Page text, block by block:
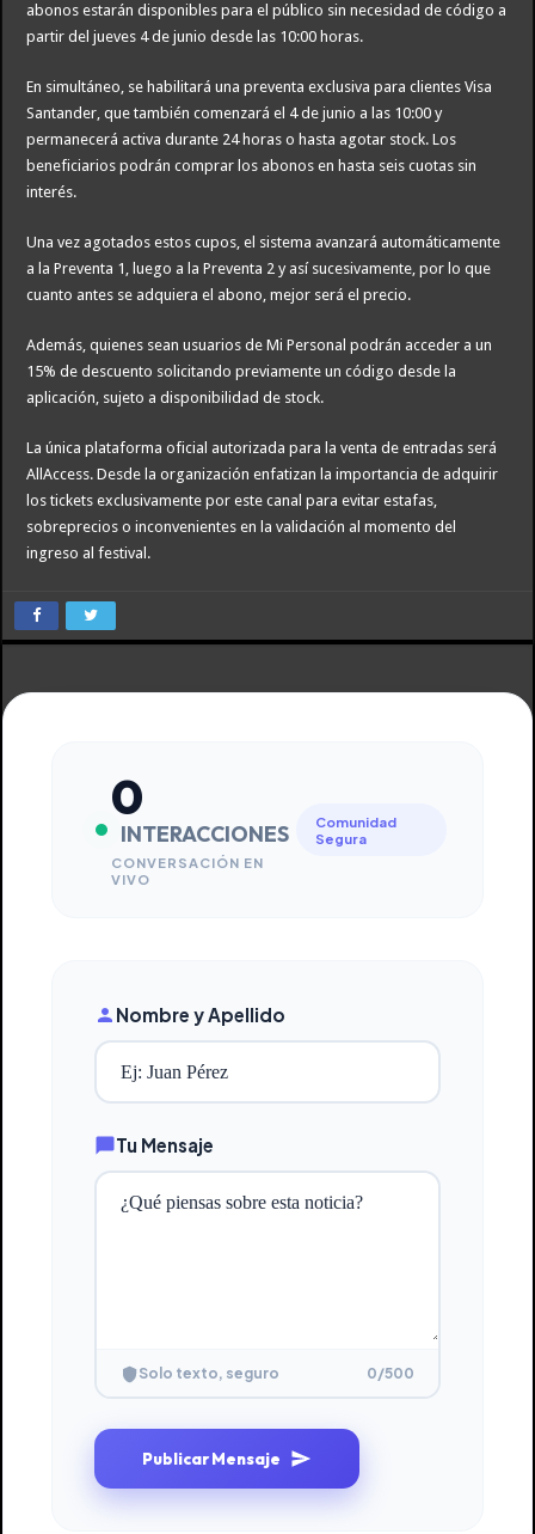
abonos estarán disponibles para el público sin necesidad de código a
partir del jueves 4 de junio desde las 10:00 horas.
En simultáneo, se habilitará una preventa exclusiva para clientes Visa
Santander, que también comenzará el 4 de junio a las 10:00 y
permanecerá activa durante 24 horas o hasta agotar stock. Los
beneficiarios podrán comprar los abonos en hasta seis cuotas sin
interés.
Una vez agotados estos cupos, el sistema avanzará automáticamente
a la Preventa 1, luego a la Preventa 2 y así sucesivamente, por lo que
cuanto antes se adquiera el abono, mejor será el precio.
Además, quienes sean usuarios de Mi Personal podrán acceder a un
15% de descuento solicitando previamente un código desde la
aplicación, sujeto a disponibilidad de stock.
La única plataforma oficial autorizada para la venta de entradas será
AllAccess. Desde la organización enfatizan la importancia de adquirir
los tickets exclusivamente por este canal para evitar estafas,
sobreprecios o inconvenientes en la validación al momento del
ingreso al festival.
0
INTERACCIONES
CONVERSACIÓN EN
VIVO
Comunidad
Segura
Nombre y Apellido
Tu Mensaje
Solo texto, seguro 0/500
Publicar Mensaje